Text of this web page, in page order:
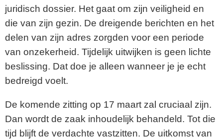
juridisch dossier. Het gaat om zijn veiligheid en
die van zijn gezin. De dreigende berichten en het
delen van zijn adres zorgden voor een periode
van onzekerheid. Tijdelijk uitwijken is geen lichte
beslissing. Dat doe je alleen wanneer je je echt
bedreigd voelt.
De komende zitting op 17 maart zal cruciaal zijn.
Dan wordt de zaak inhoudelijk behandeld. Tot die
tijd blijft de verdachte vastzitten. De uitkomst van